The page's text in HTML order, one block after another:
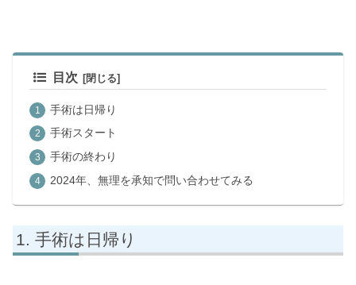
目次
手術は日帰り
手術スタート
手術の終わり
2024年、無理を承知で問い合わせてみる
手術は日帰り